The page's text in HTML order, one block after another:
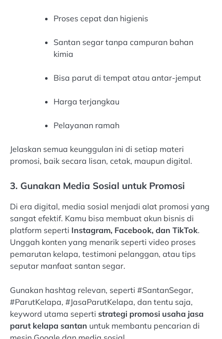
Proses cepat dan higienis
Santan segar tanpa campuran bahan
kimia
Bisa parut di tempat atau antar-jemput
Harga terjangkau
Pelayanan ramah
Jelaskan semua keunggulan ini di setiap materi
promosi, baik secara lisan, cetak, maupun digital.
3. Gunakan Media Sosial untuk Promosi
Di era digital, media sosial menjadi alat promosi yang
sangat efektif. Kamu bisa membuat akun bisnis di
platform seperti Instagram, Facebook, dan TikTok.
Unggah konten yang menarik seperti video proses
pemarutan kelapa, testimoni pelanggan, atau tips
seputar manfaat santan segar.
Gunakan hashtag relevan, seperti #SantanSegar,
#ParutKelapa, #JasaParutKelapa, dan tentu saja,
keyword utama seperti strategi promosi usaha jasa
parut kelapa santan untuk membantu pencarian di